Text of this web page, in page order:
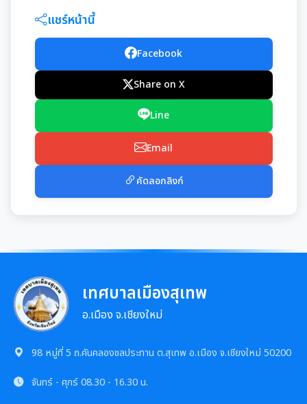
งานที่ 6 สนับสนุนในการอนุรักษ์และจัดทำฐาน
การจัดการพื้นที่สีเขียวในเมือง
การบริหารความเสี่ยง
การเรียกประชุมสภาฯ
การนัดประชุมสภาฯ
ประกาศสภาฯเทศบาลเมืองสุเทพ
แผนงานท่องเที่ยว
แผนประชาสัมพันธ์
คู่มือปฏิบัติงานประชาสัมพันธ์
เอกสารประชาสัมพันธ์กองการศึกษา
เอกสารประชาสัมพันธ์กองคลัง
เอกสารประชาสัมพันธ์กองสาธารณสุขและสิ่งแวดล้อม
เอกสารประชาสัมพันธ์กองสวัสดิการสังคม
พระราชกรณียกิจในหลวง รัชกาลที่ 9
ดาวน์โหลดเอกสาร
เอกสารดาวน์โหลด: สำนักปลัดเทศบาล
เอกสารดาวน์โหลด: กองคลัง
เอกสารดาวน์โหลด: กองช่าง
เอกสารดาวน์โหลด: กองการศึกษาฯ
เอกสารดาวน์โหลด: กองการเจ้าหน้าที่
เอกสารดาวน์โหลด: กองยุทธศาสตร์และงบประมาณ
ภาษีที่ดินและสิ่งปลูกสร้าง
พรบ./กฎหมาย เอกสารประชาสัมพันธ์
แบบบัญชีรายการที่ดินและสิ่งปลูกสร้าง ภ.ด.ส.3
แบบบัญชีรายการที่ดินฯ (ห้องชุด) ภ.ด.ส.4
บัญชีราคาประเมินทุนทรัพย์ที่ดินสิ่งปลูกสร้างภ.ด.ส1
บัญชีราคาประเมินทุนทรัพย์ (ห้องชุด) ภ.ด.ส.2
บัญชีราคาประเมินทุนทรัพย์ ภ.ด.ส.1 และ ภ.ด.ส.2
ประกาศอื่น ๆ
ประเมินความพึงพอใจต่อการให้บริการ เทศบาลเมืองสุเทพ
แบบฟอร์มการรับฟังความคิดเห็นของประชาชน
การเลือกตั้งท้องถิ่น
งานทะเบียนราษฎร
งานรักษาความสะอาดและจัดเก็บมูลฝอย
แชร์หน้านี้
Facebook
Share on X
Line
Email
คัดลอกลิงก์
เทศบาลเมืองสุเทพ
อ.เมือง จ.เชียงใหม่
98 หมู่ที่ 5 ถ.คันคลองชลประทาน ต.สุเทพ อ.เมือง จ.เชียงใหม่ 50200
จันทร์ - ศุกร์08.30 - 16.30 น.